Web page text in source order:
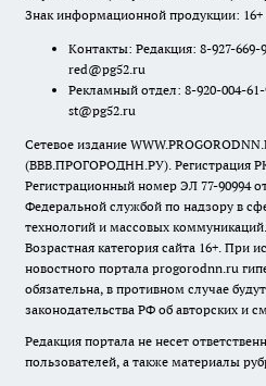
Знак информационной продукции: 16+
Контакты: Редакция: 8-927-
red@pg52.ru
Рекламный отдел: 8-920-004-
st@pg52.ru
Сетевое издание
(ВВВ.ПРОГОРОДНН.РУ). Регистрация
Регистрационный номер ЭЛ 77-90994
Федеральной службой по надзору в
технологий и массовых коммуникаций.
Возрастная категория сайта 16+. При
новостного портала progorodnn.ru
обязательна, в противном случае
законодательства РФ об авторских и
Редакция портала не несет
пользователей, а также материалы